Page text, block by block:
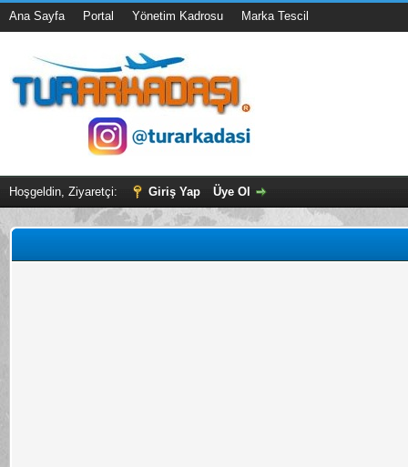
Ana Sayfa Portal Yönetim Kadrosu Marka Tescil
Hoşgeldin, Ziyaretçi: Giriş Yap Üye Ol